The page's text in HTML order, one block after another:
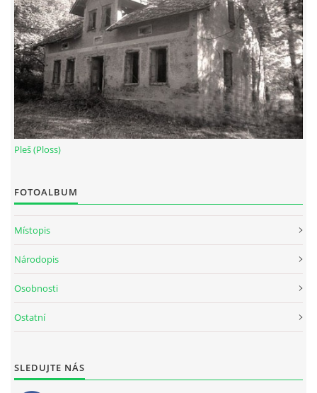
© 2026 eStránky.cz |Aktualizováno: 17. 7. 2026|Nahoru ↑
Pleš (Ploss)
FOTOALBUM
Místopis
Národopis
Osobnosti
Ostatní
SLEDUJTE NÁS